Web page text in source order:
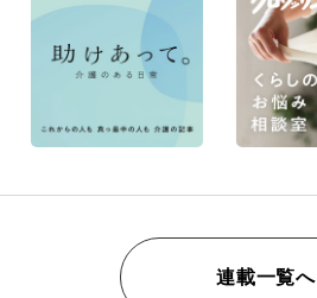
連載一覧へ